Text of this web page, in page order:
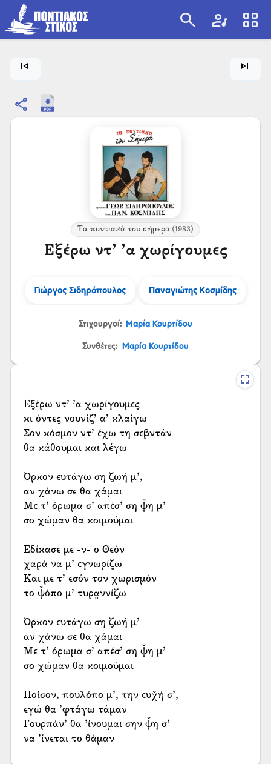
search artist view_cozy
skip_previous skip_next
share
Τα ποντιακά του σήμερα (1983)
Εξέρω ντ’ ’α χωρίγουμες
Γιώργος Σιδηρόπουλος Παναγιώτης Κοσμίδης
Στιχουργοί: Μαρία Κουρτίδου
Συνθέτες: Μαρία Κουρτίδου
Εξέρω ντ’ ’α χωρίγουμες
κι όντες νουνίζ’ α’ κλαίγω
Σον κόσμον ντ’ έχω τη σεβντάν
θα κάθουμαι και λέγω
Όρκον ευτάγω ση ζωή μ’,
αν χάνω σε θα χάμαι
Με τ’ όρωμα σ’ απέσ’ ση ψ̌η μ’
σο χώμαν θα κοιμούμαι
Εδίκασε με -ν- ο Θεόν
χαρά να μ’ εγνωρίζω
Και με τ’ εσόν τον χωρισμόν
το ψ̌όπο μ’ τυρα̤ννίζω
Όρκον ευτάγω ση ζωή μ’
αν χάνω σε θα χάμαι
Με τ’ όρωμα σ’ απέσ’ ση ψ̌η μ’
σο χώμαν θα κοιμούμαι
Ποίσον, πουλόπο μ’, την ευχ̌ή σ’,
εγώ θα ’φτάγω τάμαν
Γουρπάν’ θα ’ίνουμαι σην ψ̌η σ’
να ’ίνεται το θάμαν